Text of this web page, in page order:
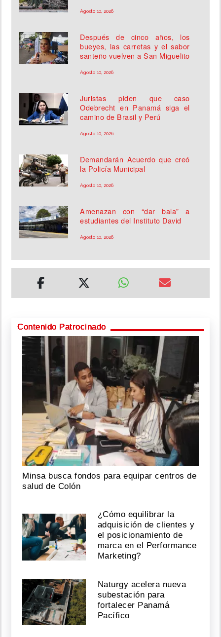
Agosto 10, 2026
Después de cinco años, los
bueyes, las carretas y el sabor
santeño vuelven a San Miguelito
Agosto 10, 2026
Juristas piden que caso
Odebrecht en Panamá siga el
camino de Brasil y Perú
Agosto 10, 2026
Demandarán Acuerdo que creó
la Policía Municipal
Agosto 10, 2026
Amenazan con “dar bala” a
estudiantes del Instituto David
Agosto 10, 2026
Contenido Patrocinado
Minsa busca fondos para equipar centros de
salud de Colón
¿Cómo equilibrar la
adquisición de clientes y
el posicionamiento de
marca en el Performance
Marketing?
Naturgy acelera nueva
subestación para
fortalecer Panamá
Pacífico